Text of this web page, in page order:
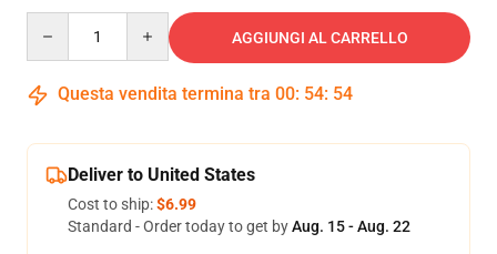
AGGIUNGI AL CARRELLO
Questa vendita termina tra 00: 54: 53
Deliver to United States
Cost to ship:$6.99
Standard - Order today to get byAug. 15 - Aug. 22